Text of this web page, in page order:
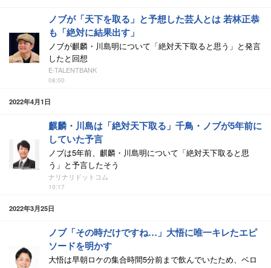
ノブが「天下を取る」と予想した芸人とは 若林正恭
も「絶対に結果出す」
ノブが麒麟・川島明について「絶対天下取ると思う」と発言
したと回想
E-TALENTBANK
08:00
2022年4月1日
麒麟・川島は「絶対天下取る」千鳥・ノブが5年前に
していた予言
ノブは5年前、麒麟・川島明について「絶対天下取ると思
う」と予言したそう
ナリナリドットコム
10:17
2022年3月25日
ノブ「その時だけですね…」大悟に唯一キレたエピ
ソードを明かす
大悟は早朝ロケの集合時間5分前まで飲んでいたため、ベロ